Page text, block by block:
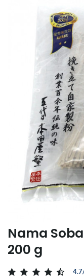
Nama
200 g